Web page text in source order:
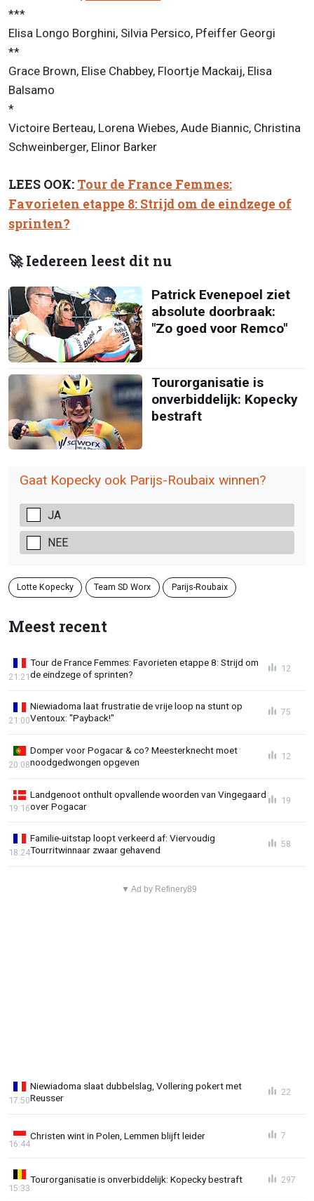
***
Elisa Longo Borghini, Silvia Persico, Pfeiffer Georgi
**
Grace Brown, Elise Chabbey, Floortje Mackaij, Elisa
Balsamo
*
Victoire Berteau, Lorena Wiebes, Aude Biannic, Christina
Schweinberger, Elinor Barker
LEES OOK: Tour de France Femmes:
Favorieten etappe 8: Strijd om de eindzege of
sprinten?
🚀 Iedereen leest dit nu
Patrick Evenepoel ziet
absolute doorbraak:
"Zo goed voor Remco"
Tourorganisatie is
onverbiddelijk: Kopecky
bestraft
Gaat Kopecky ook Parijs-Roubaix winnen?
JA
NEE
Lotte Kopecky Team SD Worx Parijs-Roubaix
Meest recent
Tour de France Femmes: Favorieten etappe 8: Strijd om
de eindzege of sprinten?
21:21
12
Niewiadoma laat frustratie de vrije loop na stunt op
Ventoux: "Payback!"
21:00
75
Domper voor Pogacar & co? Meesterknecht moet
noodgedwongen opgeven
20:08
12
Landgenoot onthult opvallende woorden van Vingegaard
over Pogacar
19:16
19
Familie-uitstap loopt verkeerd af: Viervoudig
Tourritwinnaar zwaar gehavend
18:24
58
▼ Ad by Refinery89
Niewiadoma slaat dubbelslag, Vollering pokert met
Reusser
17:50
22
Christen wint in Polen, Lemmen blijft leider
16:44
7
Tourorganisatie is onverbiddelijk: Kopecky bestraft
15:33
297